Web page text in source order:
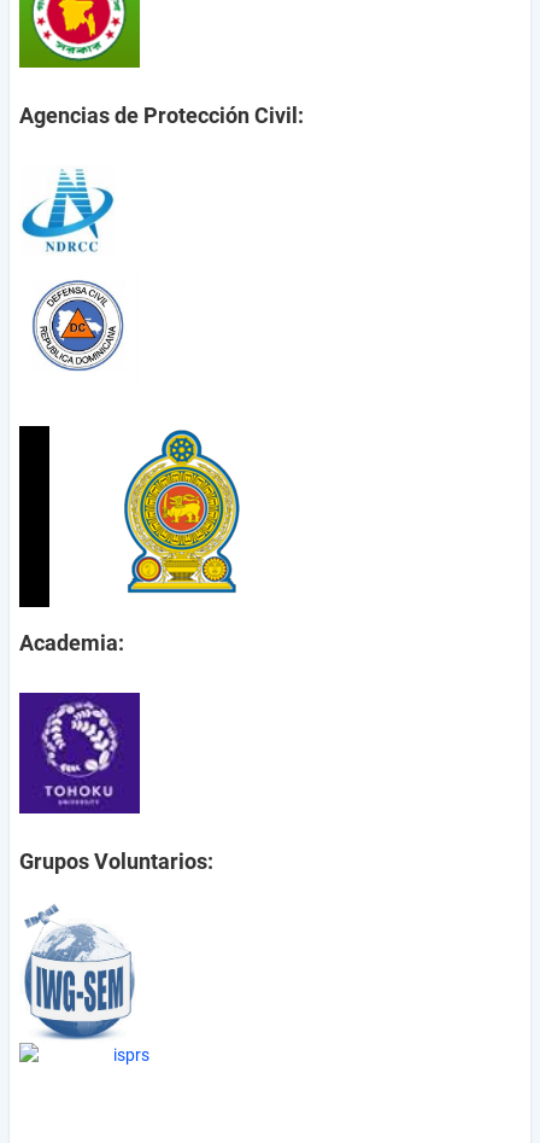
Agencias de Protección Civil:
Academia:
Grupos Voluntarios: